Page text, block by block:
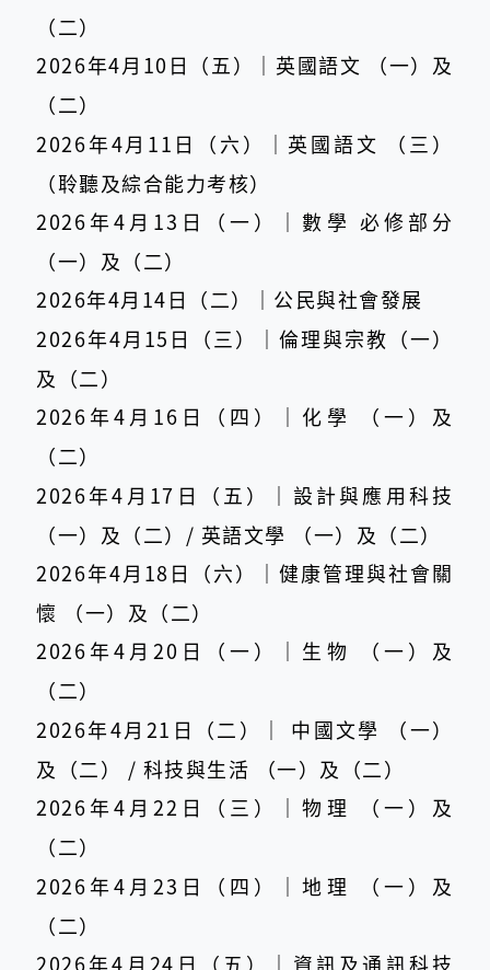
（二）
2026年4月10日（五）｜英國語文 （一）及
（二）
2026年4月11日（六）｜英國語文 （三）
（聆聽及綜合能力考核）
2026年4月13日（一）｜數學 必修部分
（一）及（二）
2026年4月14日（二）｜公民與社會發展
2026年4月15日（三）｜倫理與宗教（一）
及（二）
2026年4月16日（四）｜化學 （一）及
（二）
2026年4月17日（五）｜設計與應用科技
（一）及（二）/ 英語文學 （一）及（二）
2026年4月18日（六）｜健康管理與社會關
懷 （一）及（二）
2026年4月20日（一）｜生物 （一）及
（二）
2026年4月21日（二）｜ 中國文學 （一）
及（二） / 科技與生活 （一）及（二）
2026年4月22日（三）｜物理 （一）及
（二）
2026年4月23日（四）｜地理 （一）及
（二）
2026年4月24日（五）｜資訊及通訊科技